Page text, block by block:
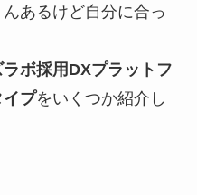
んあるけど自分に合っ
ラボ採用DXプラットフ
イプをいくつか紹介し